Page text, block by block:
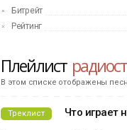
Битрейт
Рейтинг
Плейлист
В этом списке отображены
Треклист Что играет